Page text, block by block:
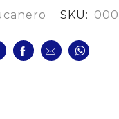
SKU: